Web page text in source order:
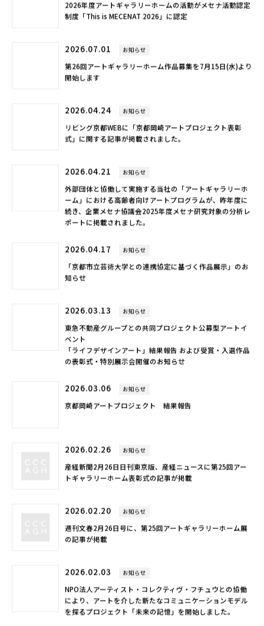
2026年度アートギャラリーホームの活動がメセナ活動認定
制度「This is MECENAT 2026」に認定
2026.07.01 お知らせ
第26回アートギャラリーホーム作品募集を7月15日(水)より
開始します
2026.04.24 お知らせ
リビング京都WEBに「京都岡崎アートプロジェクト表彰
式」に関する記事が掲載されました。
2026.04.21 お知らせ
外部団体と協働して実施する当社の「アートギャラリーホ
ーム」における高齢者向けアートプログラムが、昨年度に
続き、企業メセナ協議会2025年度メセナ研究対象の分析レ
ポートに掲載されました。
2026.04.17 お知らせ
「京都市立芸術大学との連携協定に基づく作品展示」のお
知らせ
2026.03.13 お知らせ
東急不動産グループとの共同プロジェクト公募型アートイ
ベント
「ライフデザインアート」結果報告 および受賞・入選作品
の表彰式・特別展示会開催のお知らせ
2026.03.06 お知らせ
京都岡崎アートプロジェクト 結果報告
2026.02.26 お知らせ
産経新聞2月26日日刊東京版、産経ニュースに第25回アー
トギャラリーホーム表彰式の記事が掲載
2026.02.20 お知らせ
週刊文春2月26日号に、第25回アートギャラリーホーム展
の記事が掲載
2026.02.03 お知らせ
NPO法人アーティスト・コレクティヴ・フチュウとの協働
により、アートを介した新たなコミュニケーションモデル
を探るプロジェクト「未来の記憶」を開始しました。